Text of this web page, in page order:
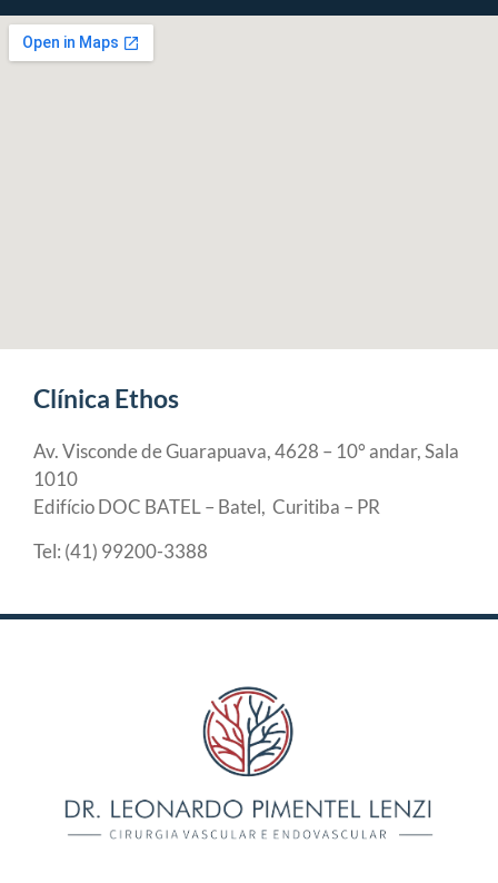
Clínica Ethos
Av. Visconde de Guarapuava, 4628 – 10° andar, Sala
1010
Edifício DOC BATEL – Batel, Curitiba – PR
Tel: (41) 99200-3388